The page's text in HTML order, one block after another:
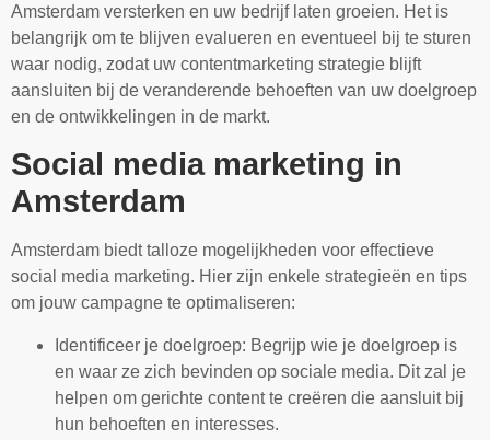
Amsterdam versterken en uw bedrijf laten groeien. Het is
belangrijk om te blijven evalueren en eventueel bij te sturen
waar nodig, zodat uw contentmarketing strategie blijft
aansluiten bij de veranderende behoeften van uw doelgroep
en de ontwikkelingen in de markt.
Social media marketing in
Amsterdam
Amsterdam biedt talloze mogelijkheden voor effectieve
social media marketing. Hier zijn enkele strategieën en tips
om jouw campagne te optimaliseren:
Identificeer je doelgroep: Begrijp wie je doelgroep is
en waar ze zich bevinden op sociale media. Dit zal je
helpen om gerichte content te creëren die aansluit bij
hun behoeften en interesses.